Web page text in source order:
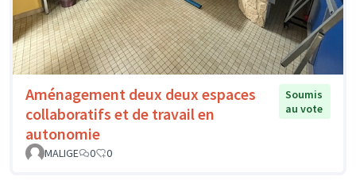
Aménagement deux deux espaces
collaboratifs et de travail en
autonomie
Soumis
au vote
MALIGE 0 0